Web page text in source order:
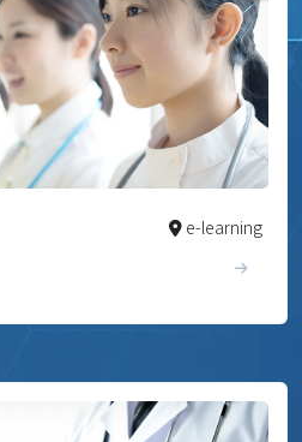
e-learning